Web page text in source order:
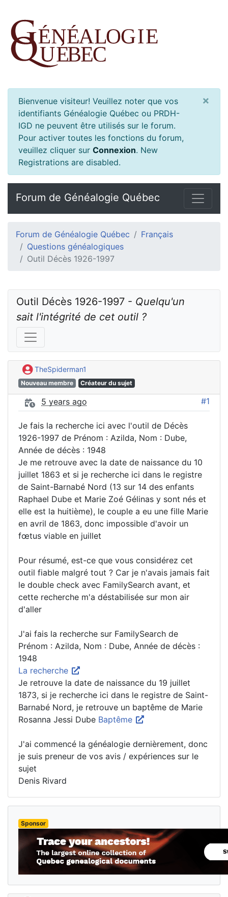
Bienvenue visiteur! Veuillez noter que vos
identifiants Généalogie Québec ou PRDH-
IGD ne peuvent être utilisés sur le forum.
Pour activer toutes les fonctions du forum,
veuillez cliquer sur Connexion. New
Registrations are disabled.
×
Forum de Généalogie Québec
Forum de Généalogie Québec
Français
Questions généalogiques
Outil Décès 1926-1997
Outil Décès 1926-1997 - Quelqu'un
sait l'intégrité de cet outil ?
TheSpiderman1
Nouveau membre Créateur du sujet
5 years ago #1
Je fais la recherche ici avec l'outil de Décès
1926-1997 de Prénom : Azilda, Nom : Dube,
Année de décès : 1948
Je me retrouve avec la date de naissance du 10
juillet 1863 et si je recherche ici dans le registre
de Saint-Barnabé Nord (13 sur 14 des enfants
Raphael Dube et Marie Zoé Gélinas y sont nés et
elle est la huitième), le couple a eu une fille Marie
en avril de 1863, donc impossible d'avoir un
fœtus viable en juillet
Pour résumé, est-ce que vous considérez cet
outil fiable malgré tout ? Car je n'avais jamais fait
le double check avec FamilySearch avant, et
cette recherche m'a déstabilisée sur mon air
d'aller
J'ai fais la recherche sur FamilySearch de
Prénom : Azilda, Nom : Dube, Année de décès :
1948
La recherche
Je retrouve la date de naissance du 19 juillet
1873, si je recherche ici dans le registre de Saint-
Barnabé Nord, je retrouve un baptême de Marie
Rosanna Jessi Dube Baptême
J'ai commencé la généalogie dernièrement, donc
je suis preneur de vos avis / expériences sur le
sujet
Denis Rivard
Sponsor